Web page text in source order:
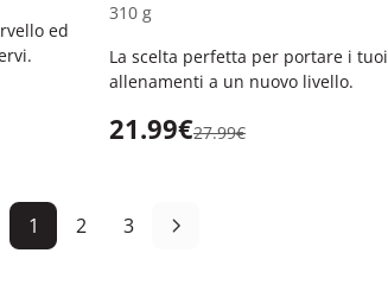
ed
310 g
La scelta perfetta per portare i tuoi
allenamenti a un nuovo livello.
21.99€27.99€
1 2 3